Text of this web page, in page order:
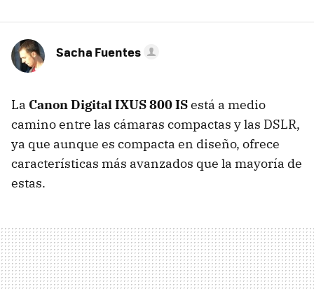
Sacha Fuentes
La Canon Digital IXUS 800 ISestá a medio
camino entre las cámaras compactas y las DSLR,
ya que aunque es compacta en diseño, ofrece
características más avanzados que la mayoría de
estas.